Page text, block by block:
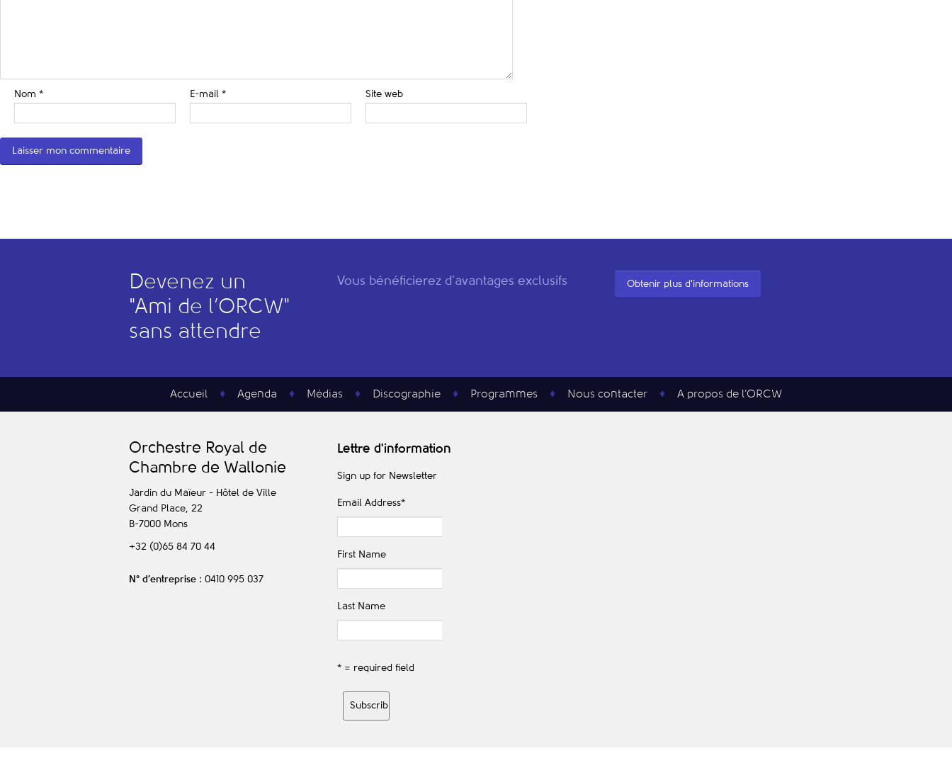
Nom * E-mail * Site web
Devenez un
"Ami de l’ORCW"
sans attendre
Vous bénéficierez d'avantages exclusifs Obtenir plus d'informations
Accueil Agenda Médias Discographie Programmes Nous contacter A propos de l’ORCW
Orchestre Royal de
Chambre de Wallonie
Jardin du Maïeur - Hôtel de Ville
Grand Place, 22
B-7000 Mons
+32 (0)65 84 70 44
N° d’entreprise : 0410 995 037
Lettre d'information
Sign up for Newsletter
Email Address*
First Name
Last Name
* = required field